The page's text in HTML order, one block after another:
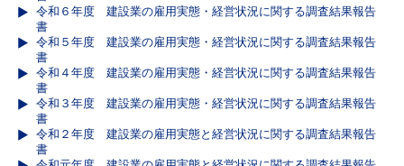
令和６年度 建設業の雇用実態・経営状況に関する調査結果報告
書
令和５年度 建設業の雇用実態・経営状況に関する調査結果報告
書
令和４年度 建設業の雇用実態・経営状況に関する調査結果報告
書
令和３年度 建設業の雇用実態・経営状況に関する調査結果報告
書
令和２年度 建設業の雇用実態と経営状況に関する調査結果報告
書